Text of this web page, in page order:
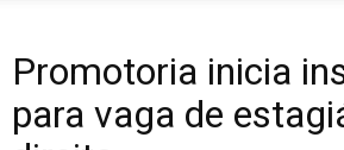
Promotoria inicia
para vaga de